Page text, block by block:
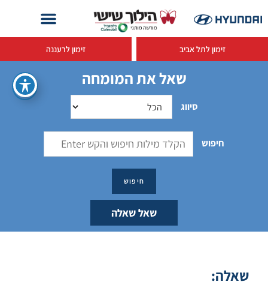
זימון לתל אביב זימון לרעננה
שאל את המומחה
סיווג
חיפוש
שאל שאלה
שאלה: